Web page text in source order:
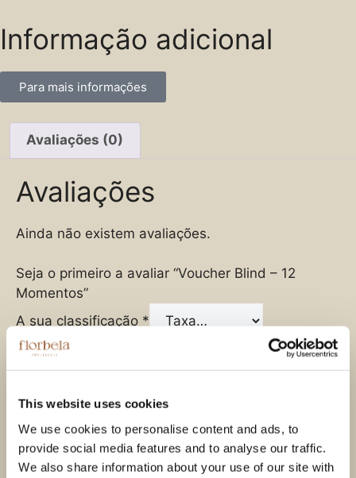
This website uses cookies
We use cookies to personalise content and ads, to
provide social media features and to analyse our traffic.
We also share information about your use of our site with
Informação adicional
Para mais informações
Avaliações (0)
Avaliações
Ainda não existem avaliações.
Seja o primeiro a avaliar “Voucher Blind – 12
Momentos”
A sua classificação *
A sua avaliação sobre o produto
Nome